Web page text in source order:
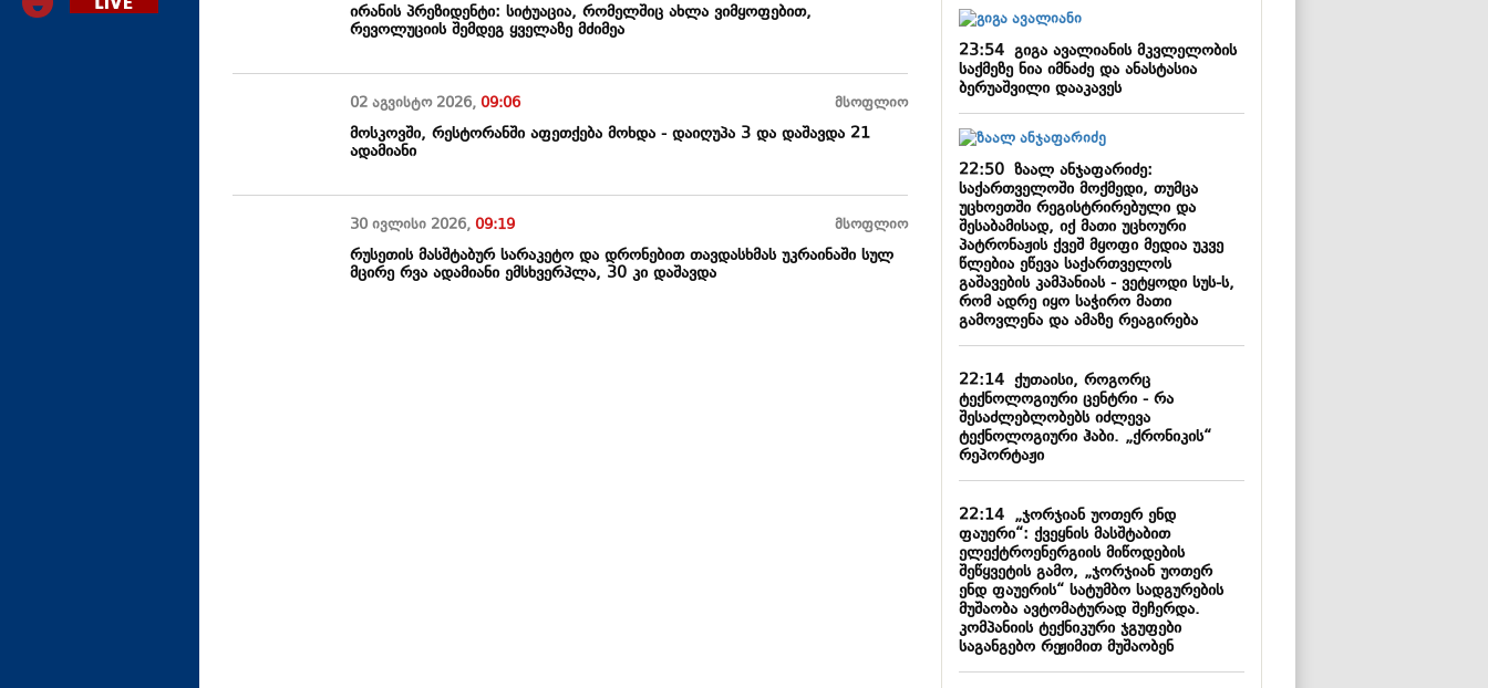
ირანის პრეზიდენტი: სიტუაცია, რომელშიც ახლა ვიმყოფებით,
რევოლუციის შემდეგ ყველაზე მძიმეა
02 აგვისტო 2026,09:06 მსოფლიო
მოსკოვში, რესტორანში აფეთქება მოხდა - დაიღუპა 3 და დაშავდა 21
ადამიანი
30 ივლისი 2026,09:19 მსოფლიო
რუსეთის მასშტაბურ სარაკეტო და დრონებით თავდასხმას უკრაინაში სულ
მცირე რვა ადამიანი ემსხვერპლა, 30 კი დაშავდა
23:54გიგა ავალიანის მკვლელობის
საქმეზე ნია იმნაძე და ანასტასია
ბერუაშვილი დააკავეს
22:50ზაალ ანჯაფარიძე:
საქართველოში მოქმედი, თუმცა
უცხოეთში რეგისტრირებული და
შესაბამისად, იქ მათი უცხოური
პატრონაჟის ქვეშ მყოფი მედია უკვე
წლებია ეწევა საქართველოს
გაშავების კამპანიას - ვეტყოდი სუს-ს,
რომ ადრე იყო საჭირო მათი
გამოვლენა და ამაზე რეაგირება
22:14ქუთაისი, როგორც
ტექნოლოგიური ცენტრი - რა
შესაძლებლობებს იძლევა
ტექნოლოგიური ჰაბი. „ქრონიკის“
რეპორტაჟი
22:14„ჯორჯიან უოთერ ენდ
ფაუერი“: ქვეყნის მასშტაბით
ელექტროენერგიის მიწოდების
შეწყვეტის გამო, „ჯორჯიან უოთერ
ენდ ფაუერის“ სატუმბო სადგურების
მუშაობა ავტომატურად შეჩერდა.
კომპანიის ტექნიკური ჯგუფები
საგანგებო რეჟიმით მუშაობენ